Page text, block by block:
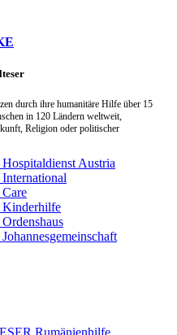
durch ihre humanitäre Hilfe über 15
in 120 Ländern weltweit,
Religion oder politischer
Austria
Rumänienhilfe